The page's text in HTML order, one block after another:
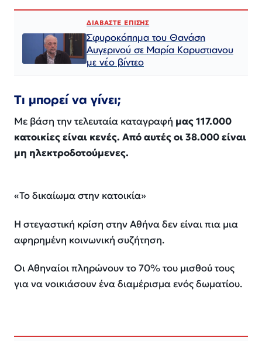
ΔΙΑΒΑΣΤΕ ΕΠΙΣΗΣ
Σφυροκόπημα του Θανάση
Αυγερινού σε Μαρία Καρυστιανου
με νέο βίντεο
Τι μπορεί να γίνει;
Με βάση την τελευταία καταγραφή μας 117.000
κατοικίες είναι κενές. Από αυτές οι 38.000 είναι
μη ηλεκτροδοτούμενες.
«Το δικαίωμα στην κατοικία»
Η στεγαστική κρίση στην Αθήνα δεν είναι πια μια
αφηρημένη κοινωνική συζήτηση.
Οι Αθηναίοι πληρώνουν το 70% του μισθού τους
για να νοικιάσουν ένα διαμέρισμα ενός δωματίου.